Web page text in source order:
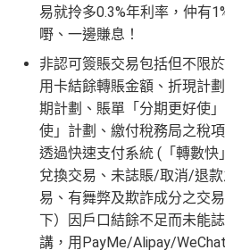
易就拎多0.3%年利率，仲有
嘢、一邊賺息！
非認可簽賬交易包括但不限
用卡結餘轉賬金額、折現計
期計劃、賬單「分期更好使
使」計劃、繳付稅務局之稅
透過快速支付系統 (「轉數
兌換交易、未誌賬/取消/退
易、有舞弊及欺詐成分之交
下）因戶口結餘不足而未能
講，用PayMe/Alipay/